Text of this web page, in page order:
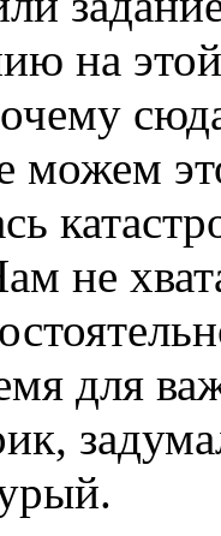
на
можем
не
для